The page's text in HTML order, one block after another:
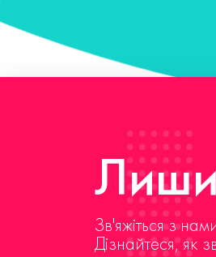
Зв'яжіться з
Дізнайтеся, як